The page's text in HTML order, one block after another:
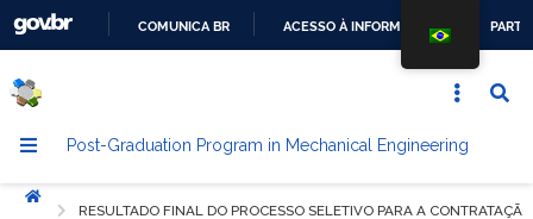
CONTENT
COMUNICA BR ACESSO À INFORMAÇÃO
Post-Graduation Program in Mechanical Engineering
Início
RESULTADO FINAL DO PROCESSO SELETIVO PARA A